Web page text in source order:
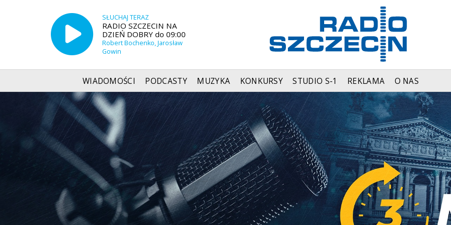
SŁUCHAJ TERAZ
RADIO SZCZECIN NA
DZIEŃ DOBRY do 09:00
Robert Bochenko, Jarosław
Gowin
WIADOMOŚCI PODCASTY MUZYKA KONKURSY STUDIO S-1 REKLAMA O NAS